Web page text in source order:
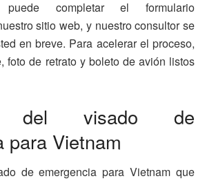
puede completar el formulario
sitio web, y nuestro consultor se
en breve. Para acelerar el proceso,
foto de retrato y boleto de avión listos
del visado de
para Vietnam
de emergencia para Vietnam que